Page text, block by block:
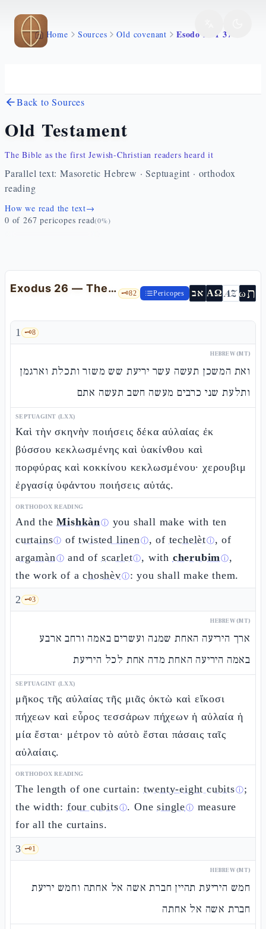
Skip to main content
Home Sources Old covenant Esodo 26 1 37
Back to Sources
Old Testament
The Bible as the first Jewish-Christian readers heard it
Parallel text: Masoretic Hebrew · Septuagint · orthodox
reading
How we read the text→
0 of 267 pericopes read(0%)
Exodus 26 — The structure of the Mishkan: curtains and boards 🗝️82 Pericopes אב ΑΩ AZωת
1 🗝️8
HEBREW (MT)
ואת המשכן תעשה עשר יריעת שש משזר ותכלת וארגמן
ותלעת שני כרבים מעשה חשב תעשה אתם
SEPTUAGINT (LXX)
Καὶ τὴν σκηνὴν ποιήσεις δέκα αὐλαίας ἐκ
βύσσου κεκλωσμένης καὶ ὑακίνθου καὶ
πορφύρας καὶ κοκκίνου κεκλωσμένου· χερουβιμ
ἐργασίᾳ ὑφάντου ποιήσεις αὐτάς.
ORTHODOX READING
And theMishkànⓘ you shall make with ten
curtainsⓘ oftwisted linenⓘ, of techelètⓘ, of
argamànⓘ and of scarletⓘ, with cherubimⓘ,
the work of achoshèvⓘ: you shall make them.
2 🗝️3
HEBREW (MT)
ארך היריעה האחת שמנה ועשרים באמה ורחב ארבע
באמה היריעה האחת מדה אחת לכל היריעת
SEPTUAGINT (LXX)
μῆκος τῆς αὐλαίας τῆς μιᾶς ὀκτὼ καὶ εἴκοσι
πήχεων καὶ εὖρος τεσσάρων πήχεων ἡ αὐλαία ἡ
μία ἔσται· μέτρον τὸ αὐτὸ ἔσται πάσαις ταῖς
αὐλαίαις.
ORTHODOX READING
The length of one curtain: twenty-eight cubitsⓘ;
the width: four cubitsⓘ. Onesingleⓘ measure
for all the curtains.
3 🗝️1
HEBREW (MT)
חמש היריעת תהיין חברת אשה אל אחתה וחמש יריעת
חברת אשה אל אחתה